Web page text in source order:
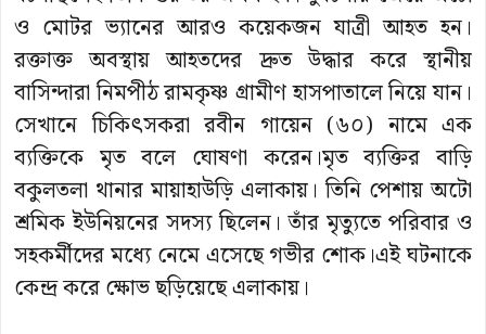
ও মোটর ভ্যানের আরও কয়েকজন যাত্রী আহত হন।
রক্তাক্ত অবস্থায় আহতদের দ্রুত উদ্ধার করে স্থানীয়
বাসিন্দারা নিমপীঠ রামকৃষ্ণ গ্রামীণ হাসপাতালে নিয়ে যান।
সেখানে চিকিৎসকরা রবীন গায়েন (৬০) নামে এক
ব্যক্তিকে মৃত বলে ঘোষণা করেন।মৃত ব্যক্তির বাড়ি
বকুলতলা থানার মায়াহাউড়ি এলাকায়। তিনি পেশায় অটো
শ্রমিক ইউনিয়নের সদস্য ছিলেন। তাঁর মৃত্যুতে পরিবার ও
সহকর্মীদের মধ্যে নেমে এসেছে গভীর শোক।এই ঘটনাকে
কেন্দ্র করে ক্ষোভ ছড়িয়েছে এলাকায়।